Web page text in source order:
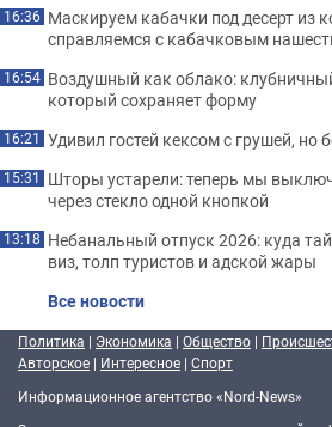
16:36 Маскируем кабачки под десерт из
справляемся с кабачковым
16:54 Воздушный как облако:
который сохраняет форму
16:21 Удивил гостей кексом с грушей, но
15:31 Шторы устарели: теперь мы
через стекло одной кнопкой
13:18 Небанальный отпуск 2026: куда
виз, толп туристов и адской жары
Все новости
Политика | Экономика | Общество |
Авторское | Интересное | Спорт
Информационное агентство «Nord-News»